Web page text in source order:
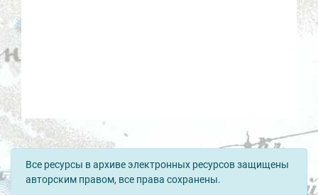
Все ресурсы в архиве электронных ресурсов защищены
авторским правом, все права сохранены.